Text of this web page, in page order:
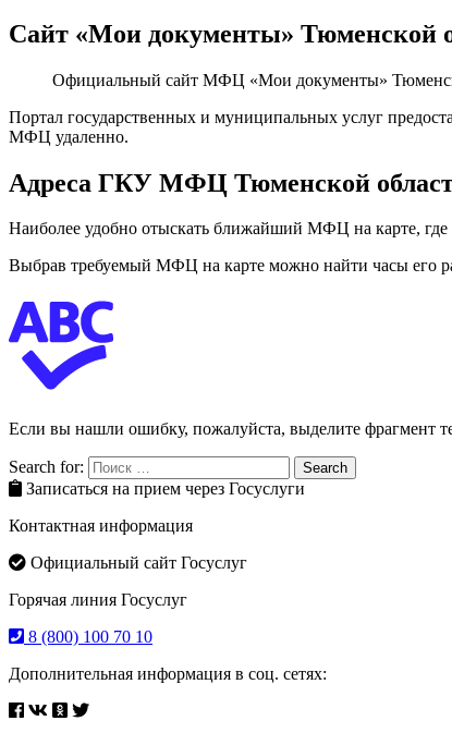
Сайт «Мои документы» Тюменской
Официальный сайт МФЦ «Мои документы»
Портал государственных и муниципальных услуг
МФЦ удаленно.
Адреса ГКУ МФЦ Тюменской
Наиболее удобно отыскать ближайший МФЦ на карте,
Выбрав требуемый МФЦ на карте можно найти часы его
Если вы нашли ошибку, пожалуйста, выделите фрагмент
Search for: Search
Записаться на прием через Госуслуги
Контактная информация
Официальный сайт Госуслуг
Горячая линия Госуслуг
8 (800) 100 70 10
Дополнительная информация в соц. сетях: